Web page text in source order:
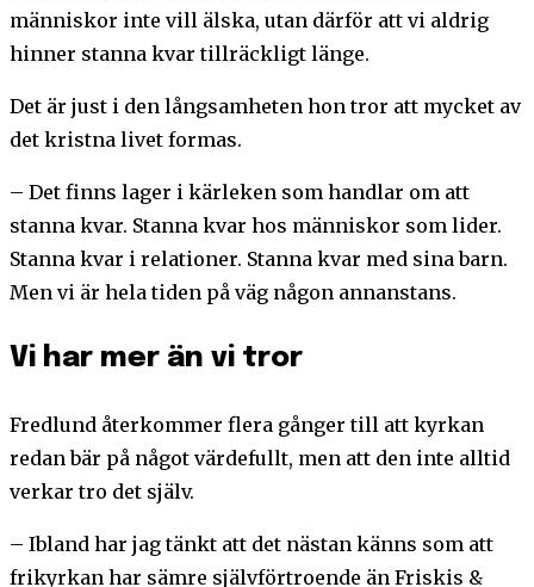
människor inte vill älska, utan därför att vi aldrig
hinner stanna kvar tillräckligt länge.
Det är just i den långsamheten hon tror att mycket av
det kristna livet formas.
– Det finns lager i kärleken som handlar om att
stanna kvar. Stanna kvar hos människor som lider.
Stanna kvar i relationer. Stanna kvar med sina barn.
Men vi är hela tiden på väg någon annanstans.
Vi har mer än vi tror
Fredlund återkommer flera gånger till att kyrkan
redan bär på något värdefullt, men att den inte alltid
verkar tro det själv.
– Ibland har jag tänkt att det nästan känns som att
frikyrkan har sämre självförtroende än Friskis &